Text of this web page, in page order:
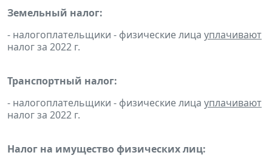
Земельный налог:
- налогоплательщики - физические лица уплачивают
налог за 2022 г.
Транспортный налог:
- налогоплательщики - физические лица уплачивают
налог за 2022 г.
Налог на имущество физических лиц: